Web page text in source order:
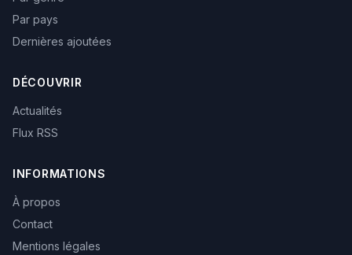
Par pays
Dernières ajoutées
DÉCOUVRIR
Actualités
Flux RSS
INFORMATIONS
À propos
Contact
Mentions légales